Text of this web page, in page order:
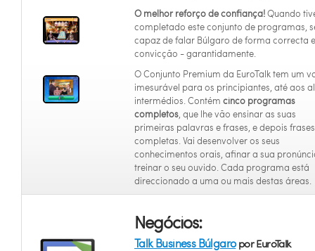
O melhor reforço de confiança!Quando
completado este conjunto de programas,
capaz de falar Búlgaro de forma correcta
convicção - garantidamente.
O Conjunto Premium da EuroTalk tem um
imesurável para os principiantes, até aos
intermédios. Contém cinco programas
completos, que lhe vão ensinar as suas
primeiras palavras e frases, e depois frases
completas. Vai desenvolver os seus
conhecimentos orais, afinar a sua
treinar o seu ouvido. Cada programa está
direccionado a uma ou mais destas áreas.
Negócios:
Talk Business Búlgaropor EuroTalk